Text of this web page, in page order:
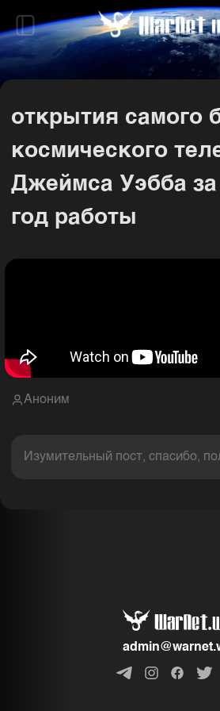
открытия самого
космического
Джеймса Уэбба
год работы
Аноним
Изумительный пост, спасибо,